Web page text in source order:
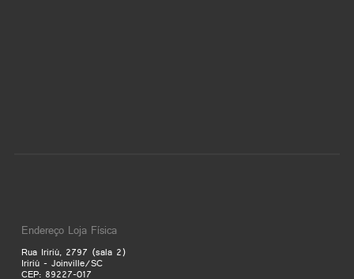
Endereço Loja Física
Rua Iririú, 2797 (sala 2)
Iririú - Joinville/SC
CEP: 89227-017